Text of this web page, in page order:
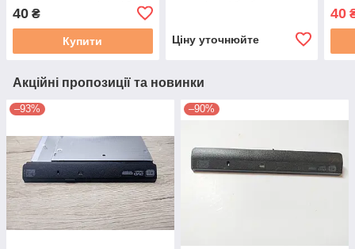
40 ₴
Купити Ціну уточнюйте
40
Акційні пропозиції та новинки
–93% –90%